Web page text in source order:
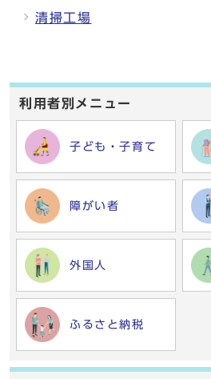
清掃工場
利用者別メニュー
子ども・子育て
障がい者
外国人
ふるさと納税